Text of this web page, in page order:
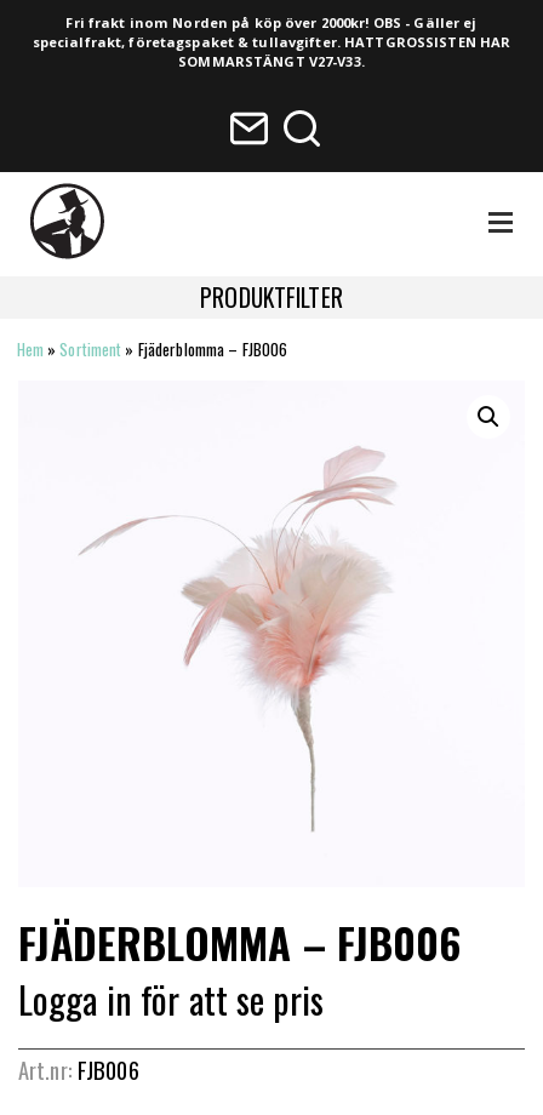
Fri frakt inom Norden på köp över 2000kr! OBS - Gäller ej
specialfrakt, företagspaket & tullavgifter. HATTGROSSISTEN HAR
SOMMARSTÄNGT V27-V33.
PRODUKTFILTER
HELA SORTIMENTET
LIMITERADE
UTGÅENDE
Hem »Sortiment » Fjäderblomma – FJB006
FJÄDERBLOMMA – FJB006
Logga in för att se pris
Art.nr: FJB006